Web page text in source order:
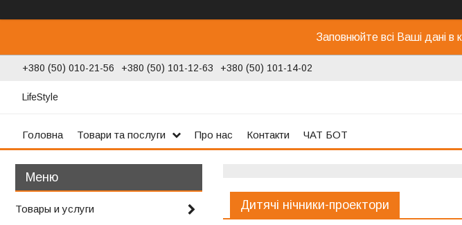
Заповнюйте всі Ваші дані в
+380 (50) 010-21-56 +380 (50) 101-12-63 +380 (50) 101-14-02
LifeStyle
Головна Товари та послуги Про нас Контакти ЧАТ БОТ
Дитячі нічники-проектори
Товары и услуги